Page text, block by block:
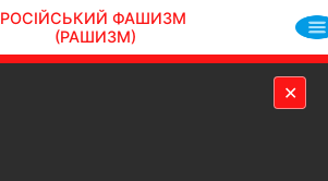
РОСІЙСЬКИЙ ФАШИЗМ
(РАШИЗМ)
✕